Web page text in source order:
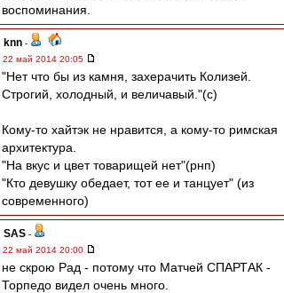
воспоминания.
knn -
22 май 2014 20:05
"Нет что бы из камня, захерачить Колизей.
Строгий, холодный, и величавый."(с)
Кому-то хайтэк не нравится, а кому-то римская
архитектура.
"На вкус и цвет товарищей нет"(рнп)
"Кто девушку обедает, тот ее и танцует" (из
современного)
SAS -
22 май 2014 20:00
не скрою Рад - потому что Матчей СПАРТАК -
Торпедо видел очень много.